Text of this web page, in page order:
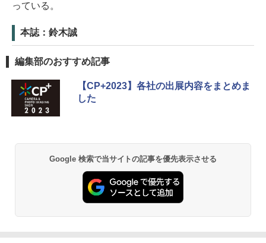
っている。
本誌：鈴木誠
編集部のおすすめ記事
【CP+2023】各社の出展内容をまとめま
した
Google 検索で当サイトの記事を優先表示させる